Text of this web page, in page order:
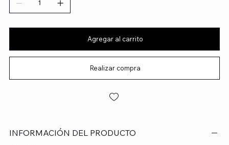
Agregar al carrito
Realizar compra
INFORMACIÓN DEL PRODUCTO